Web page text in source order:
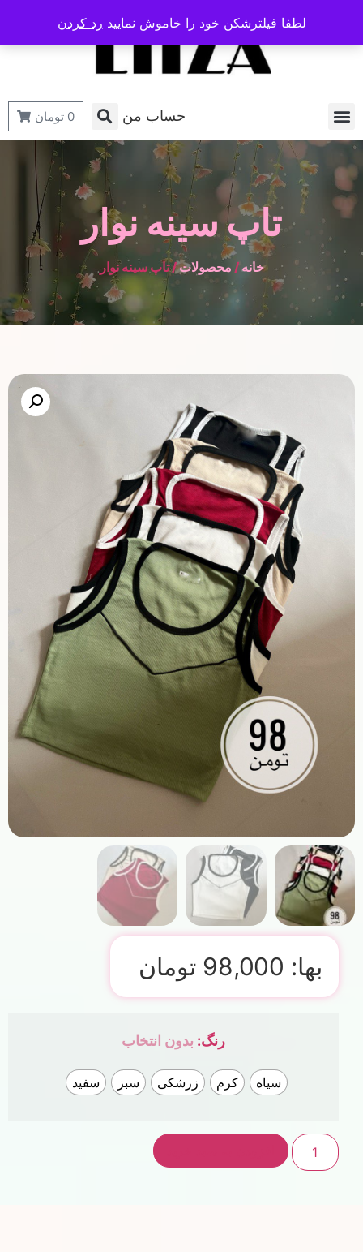
حساب من 0 تومان
تاپ سینه نوار
خانه/ محصولات/ تاپ سینه نوار
بها: 98,000 تومان
رنگ: بدون انتخاب
سیاه کرم زرشکی سبز سفید
لطفا فیلترشکن خود را خاموش نمایید رد کردن